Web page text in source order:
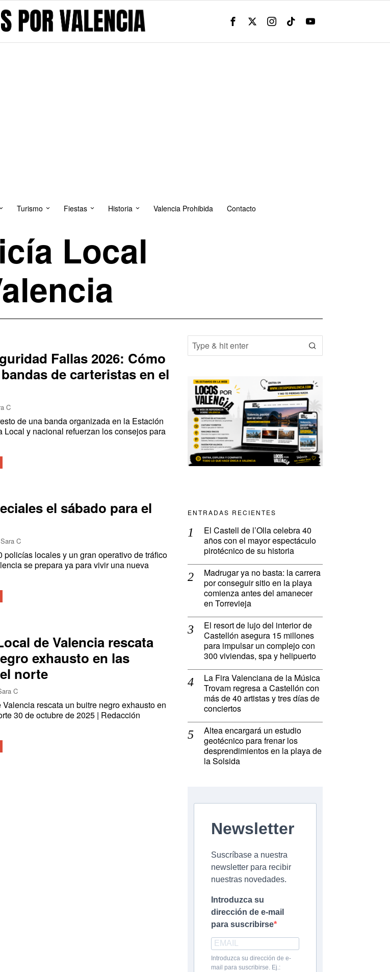
Turismo Fiestas Historia Valencia Prohibida Contacto
Local
Fallas 2026: Cómo
de carteristas en el
C
de una banda organizada en la Estación
Local y nacional refuerzan los consejos para
el sábado para el
Sara C
policías locales y un gran operativo de tráfico
se prepara ya para vivir una nueva
de Valencia rescata
exhausto en las
norte
C
rescata un buitre negro exhausto en
30 de octubre de 2025 | Redacción
ENTRADAS RECIENTES
El Castell de l’Olla celebra 40
años con el mayor espectáculo
pirotécnico de su historia
Madrugar ya no basta: la carrera
por conseguir sitio en la playa
comienza antes del amanecer
en Torrevieja
El resort de lujo del interior de
Castellón asegura 15 millones
para impulsar un complejo con
300 viviendas, spa y helipuerto
La Fira Valenciana de la Música
Trovam regresa a Castellón con
más de 40 artistas y tres días de
conciertos
Altea encargará un estudio
geotécnico para frenar los
desprendimientos en la playa de
la Solsida
Newsletter
Suscríbase a nuestra
newsletter para recibir
nuestras novedades.
Introduzca su
dirección de e-mail
para suscribirse
Introduzca su dirección de e-
mail para suscribirse. Ej.: